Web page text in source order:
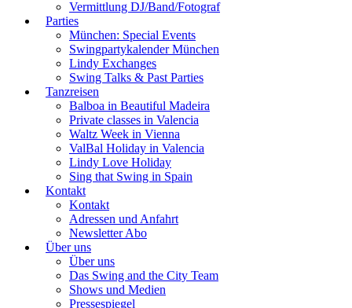
Vermittlung DJ/Band/Fotograf
Parties
München: Special Events
Swingpartykalender München
Lindy Exchanges
Swing Talks & Past Parties
Tanzreisen
Balboa in Beautiful Madeira
Private classes in Valencia
Waltz Week in Vienna
ValBal Holiday in Valencia
Lindy Love Holiday
Sing that Swing in Spain
Kontakt
Kontakt
Adressen und Anfahrt
Newsletter Abo
Über uns
Über uns
Das Swing and the City Team
Shows und Medien
Pressespiegel